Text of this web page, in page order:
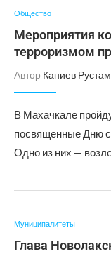
Общество
Мероприятия
терроризмом
Автор Каниев Рустам
В Махачкале
посвященные Дню
Одно из них —
Муниципалитеты
Глава